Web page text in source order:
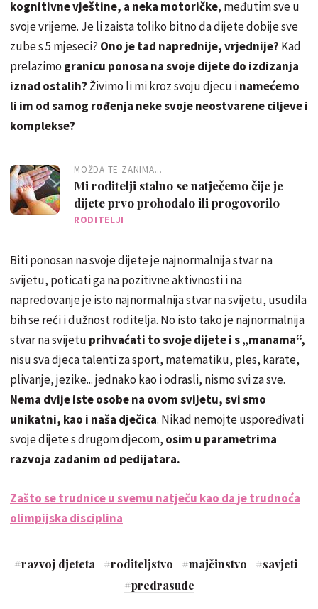
kognitivne vještine, a neka motoričke, međutim sve u
svoje vrijeme. Je li zaista toliko bitno da dijete dobije sve
zube s 5 mjeseci? Ono je tad naprednije, vrjednije? Kad
prelazimo granicu ponosa na svoje dijete do izdizanja
iznad ostalih?Živimo li mi kroz svoju djecu inamećemo
li im od samog rođenja neke svoje neostvarene ciljeve i
komplekse?
MOŽDA TE ZANIMA...
Mi roditelji stalno se natječemo čije je
dijete prvo prohodalo ili progovorilo
RODITELJI
Biti ponosan na svoje dijete je najnormalnija stvar na
svijetu, poticati ga na pozitivne aktivnosti i na
napredovanje je isto najnormalnija stvar na svijetu, usudila
bih se reći i dužnost roditelja. No isto tako je najnormalnija
stvar na svijetu prihvaćati to svoje dijete i s „manama“,
nisu sva djeca talenti za sport, matematiku, ples, karate,
plivanje, jezike... jednako kao i odrasli, nismo svi za sve.
Nema dvije iste osobe na ovom svijetu, svi smo
unikatni, kao i naša dječica. Nikad nemojte uspoređivati
svoje dijete s drugom djecom, osim u parametrima
razvoja zadanim od pedijatara.
Zašto se trudnice u svemu natječu kao da je trudnoća
olimpijska disciplina
#razvoj djeteta #roditeljstvo #majčinstvo #savjeti
#predrasude